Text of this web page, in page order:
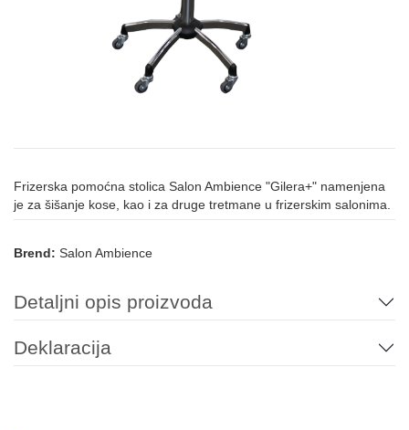
Frizerska pomoćna stolica Salon Ambience "Gilera+" namenjena
je za šišanje kose, kao i za druge tretmane u frizerskim salonima.
Brend: Salon Ambience
Detaljni opis proizvoda
Deklaracija